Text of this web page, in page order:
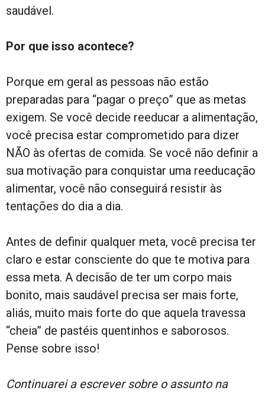
saudável.
Por que isso acontece?
Porque em geral as pessoas não estão
preparadas para “pagar o preço” que as metas
exigem. Se você decide reeducar a alimentação,
você precisa estar comprometido para dizer
NÃO às ofertas de comida. Se você não definir a
sua motivação para conquistar uma reeducação
alimentar, você não conseguirá resistir às
tentações do dia a dia.
Antes de definir qualquer meta, você precisa ter
claro e estar consciente do que te motiva para
essa meta. A decisão de ter um corpo mais
bonito, mais saudável precisa ser mais forte,
aliás, muito mais forte do que aquela travessa
“cheia” de pastéis quentinhos e saborosos.
Pense sobre isso!
Continuarei a escrever sobre o assunto na